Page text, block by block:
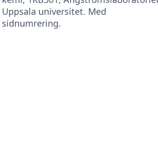
Uppsala universitet. Med
sidnumrering.